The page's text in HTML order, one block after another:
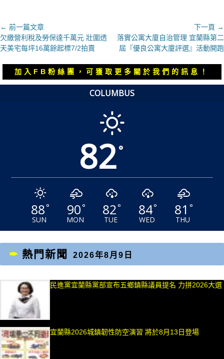
文
章
導
覽
← 前一篇文章
上
一
章：
欠繳營利稅及勞保達千萬元 壯圍透
天美宅每坪16萬餘起標7/2拍賣
下一頁 →
下
文
章：
落實公寓大廈自治管理 宜蘭縣第二
屆『優良公寓大廈評選』活動開跑
加入FB粉絲團，可獲取更多關於我們的訊息！
COLUMBUS
82°
88°
SUN
90°
MON
82°
TUE
84°
WED
81 °
THU
熱門新聞 2026年8月9日
民進黨宜蘭縣黨部宣布五鄉鎮縣議員提名 力拼2026大選
宜蘭縣2026城鎮韌性防空演習 將於8月13日登場